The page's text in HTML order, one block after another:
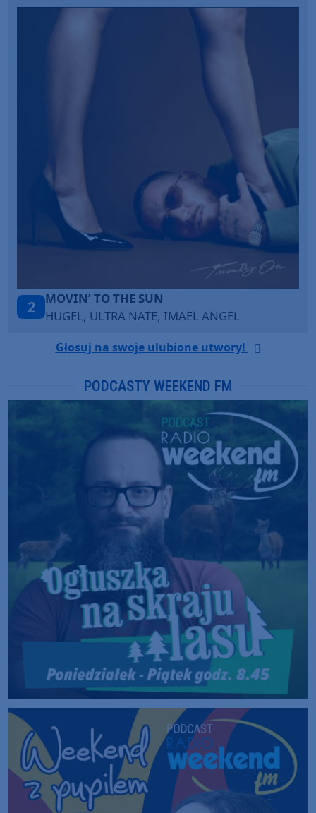
3
ITEPE ITEDE
SANAH
Głosuj na swoje ulubione utwory!
PODCASTY WEEKEND FM